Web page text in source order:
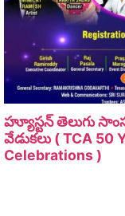
హ్యూస్టన్ తెలుగు
వేడుకలు ( TCA 50
Celebrations )